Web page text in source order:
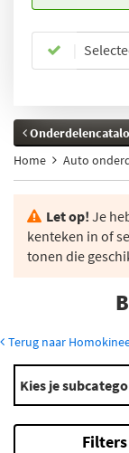
Home
Auto
Let op! Je
kenteken in of
tonen die
Terug naar
Modellen
1 Serie
1502...2002
Kies je
Filters